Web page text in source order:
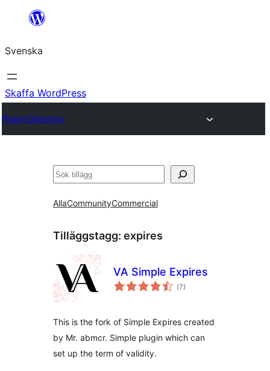
Hoppa
innehåll
Svenska
Skaffa WordPress
Plugin Directory
Sök
AllaCommunityCommercial
Tilläggstagg: expires
VA Simple Expires
(Totalt
antal
7)
This is the fork of Simple Expires created
by Mr. abmcr. Simple plugin which can
set up the term of validity.